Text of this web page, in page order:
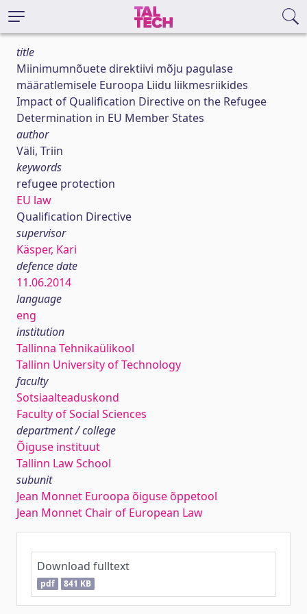
title
Miinimumnõuete direktiivi mõju pagulase
määratlemisele Euroopa Liidu liikmesriikides
Impact of Qualification Directive on the Refugee
Determination in EU Member States
author
Väli, Triin
keywords
refugee protection
EU law
Qualification Directive
supervisor
Käsper, Kari
defence date
11.06.2014
language
eng
institution
Tallinna Tehnikaülikool
Tallinn University of Technology
faculty
Sotsiaalteaduskond
Faculty of Social Sciences
department / college
Õiguse instituut
Tallinn Law School
subunit
Jean Monnet Euroopa õiguse õppetool
Jean Monnet Chair of European Law
Download fulltext
pdf 841 KB